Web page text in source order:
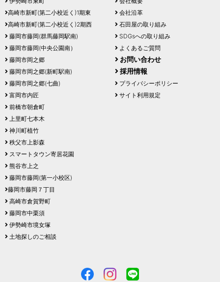
高崎市新町(第二小校近く)1期東
高崎市新町(第二小校近く)2期西
藤岡市藤岡(群馬藤岡駅南)
藤岡市藤岡(中央公園南）
藤岡市岡之郷
藤岡市岡之郷(新町駅南)
藤岡市岡之郷(七曲)
富岡市内匠
前橋市朝倉町
上里町七本木
神川町植竹
秩父市上影森
スマートタウン寄居花園
熊谷市上之
藤岡市藤岡(第一小校区)
藤岡市藤岡７丁目
高崎市倉賀野町
藤岡市中栗須
伊勢崎市境女塚
土地探しのご相談
会社沿革
石田屋の取り組み
SDGsへの取り組み
よくあるご質問
お問い合わせ
採用情報
プライバシーポリシー
サイト利用規定